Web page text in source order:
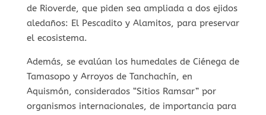
de Rioverde, que piden sea ampliada a dos ejidos
aledaños: El Pescadito y Alamitos, para preservar
el ecosistema.
Además, se evalúan los humedales de Ciénega de
Tamasopo y Arroyos de Tanchachín, en
Aquismón, considerados “Sitios Ramsar” por
organismos internacionales, de importancia para